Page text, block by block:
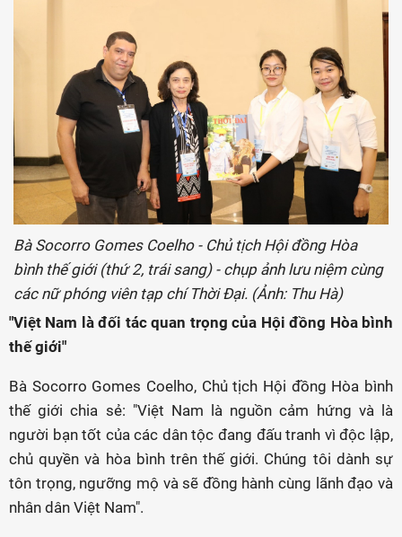
Bà Socorro Gomes Coelho - Chủ tịch Hội đồng Hòa
bình thế giới (thứ 2, trái sang) - chụp ảnh lưu niệm cùng
các nữ phóng viên tạp chí Thời Đại. (Ảnh: Thu Hà)
"Việt Nam là đối tác quan trọng của Hội đồng Hòa bình
thế giới"
Bà Socorro Gomes Coelho, Chủ tịch Hội đồng Hòa bình
thế giới chia sẻ: "Việt Nam là nguồn cảm hứng và là
người bạn tốt của các dân tộc đang đấu tranh vì độc lập,
chủ quyền và hòa bình trên thế giới. Chúng tôi dành sự
tôn trọng, ngưỡng mộ và sẽ đồng hành cùng lãnh đạo và
nhân dân Việt Nam".